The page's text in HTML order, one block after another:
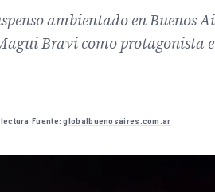
ambientado en Buenos
Bravi como protagonista
·Fuente:globalbuenosaires.com.ar